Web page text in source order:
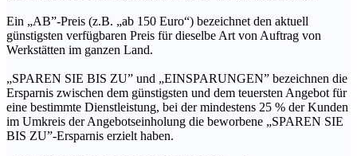
Ein „AB”-Preis (z.B. „ab 150 Euro“) bezeichnet den aktuell
günstigsten verfügbaren Preis für dieselbe Art von Auftrag von
Werkstätten im ganzen Land.
„SPAREN SIE BIS ZU” und „EINSPARUNGEN” bezeichnen die
Ersparnis zwischen dem günstigsten und dem teuersten Angebot für
eine bestimmte Dienstleistung, bei der mindestens 25 % der Kunden
im Umkreis der Angebotseinholung die beworbene „SPAREN SIE
BIS ZU”-Ersparnis erzielt haben.